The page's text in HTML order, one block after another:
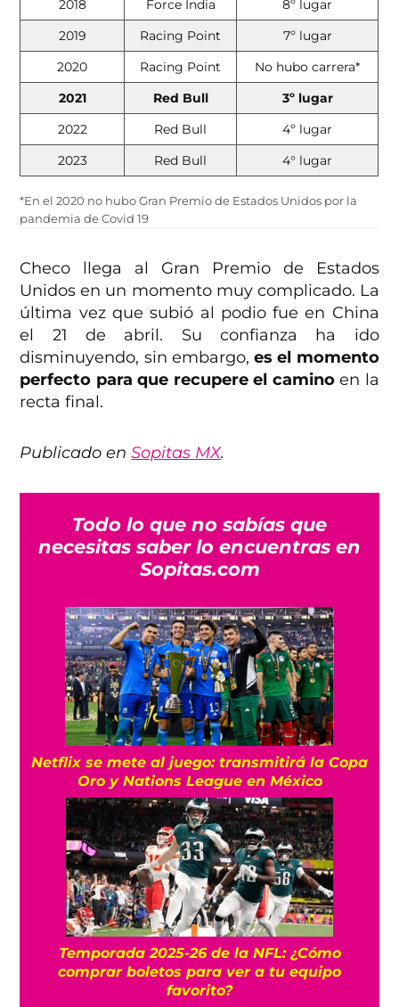
2018 Force India
8º lugar
2019
Racing Point
7º lugar
2020
Racing Point
No hubo carrera*
2021
Red Bull
3º lugar
2022
Red Bull
4º lugar
2023
Red Bull 4° lugar
*En el 2020 no hubo Gran Premio de Estados Unidos por la
pandemia de Covid 19
Checo llega al Gran Premio de Estados
Unidos en un momento muy complicado. La
última vez que subió al podio fue en China
el 21 de abril. Su confianza ha ido
disminuyendo, sin embargo,es el momento
perfecto para que recupere el caminoen la
recta final.
Publicado enSopitas MX.
Todo lo que no sabías que
necesitas saber lo encuentras en
Sopitas.com
Netflix se mete al juego: transmitirá la Copa
Oro y Nations League en México
Temporada 2025-26 de la NFL: ¿Cómo
comprar boletos para ver a tu equipo
favorito?